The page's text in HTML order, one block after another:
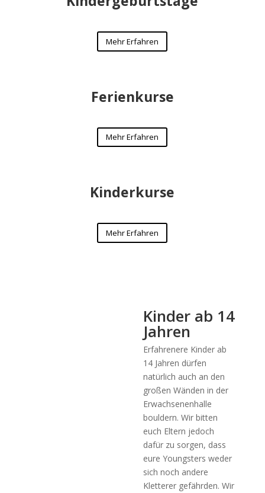
Mehr Erfahren
Ferienkurse
Mehr Erfahren
Kinderkurse
Mehr Erfahren
Kinder ab 14
Jahren
Erfahrenere Kinder ab
14 Jahren dürfen
natürlich auch an den
großen Wänden in der
Erwachsenenhalle
bouldern. Wir bitten
euch Eltern jedoch
dafür zu sorgen, dass
eure Youngsters weder
sich noch andere
Kletterer gefährden. Wir